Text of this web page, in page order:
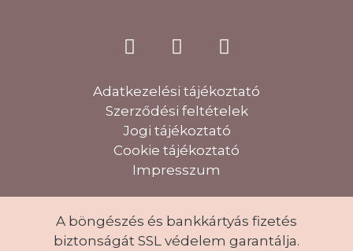
Adatkezelési tájékoztató
Szerződési feltételek
Jogi tájékoztató
Cookie tájékoztató
Impresszum
A böngészés és bankkártyás fizetés
biztonságát SSL védelem garantálja.